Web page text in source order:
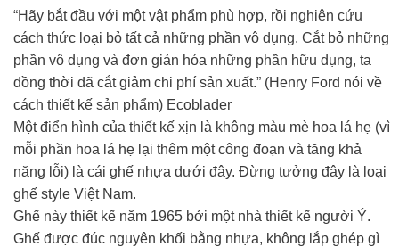
“Hãy bắt đầu với một vật phẩm phù hợp, rồi nghiên cứu
cách thức loại bỏ tất cả những phần vô dụng. Cắt bỏ những
phần vô dụng và đơn giản hóa những phần hữu dụng, ta
đồng thời đã cắt giảm chi phí sản xuất.” (Henry Ford nói về
cách thiết kế sản phẩm) Ecoblader
Một điển hình của thiết kế xịn là không màu mè hoa lá hẹ (vì
mỗi phần hoa lá hẹ lại thêm một công đoạn và tăng khả
năng lỗi) là cái ghế nhựa dưới đây. Đừng tưởng đây là loại
ghế style Việt Nam.
Ghế này thiết kế năm 1965 bởi một nhà thiết kế người Ý.
Ghế được đúc nguyên khối bằng nhựa, không lắp ghép gì